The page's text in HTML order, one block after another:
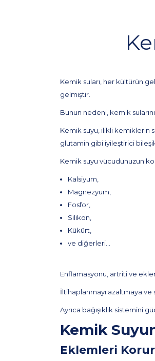
Kemik suları, her kültürün
gelmiştir.
Bunun nedeni, kemik
Kemik suyu, ilikli kemiklerin
glutamin gibi iyileştirici
Kemik suyu vücudunuzun
Kalsiyum,
Magnezyum,
Fosfor,
Silikon,
Kükürt,
ve diğerleri…
Enflamasyonu, artriti ve
İltihaplanmayı azaltmaya ve
Ayrıca bağışıklık sistemini
Kemik
Eklemleri Korur